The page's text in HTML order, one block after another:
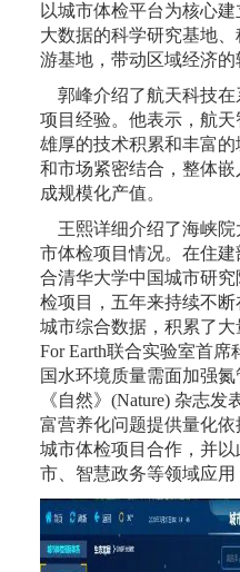
以城市体检平台为核心
大数据的科学研究基地
游基地，带动区域经济的
郭峰介绍了航天科技在
项目经验。他表示，航
雄厚的技术积累和丰富
和市场紧密结合，整体
成规模化产值。
王熙详细介绍了海峡院
市体检项目情况。在住
合清华大学中国城市研
检项目，五年来持续不
城市综合数据，积累了
For Earth联合实验室首
国水环境质量需面加强
《自然》(Nature) 杂志
富营养化问题提供量化
城市体检项目合作，并
市、智慧政务等领域应用